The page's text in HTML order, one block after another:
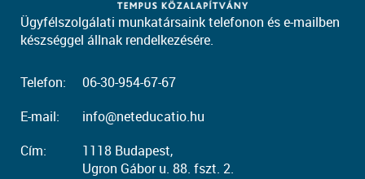
Ügyfélszolgálati munkatársaink telefonon és e-mailben
készséggel állnak rendelkezésére.
Telefon:
06-30-954-67-67
E-mail:
info@neteducatio.hu
Cím:
1118 Budapest,
Ugron Gábor u. 88. fszt. 2.